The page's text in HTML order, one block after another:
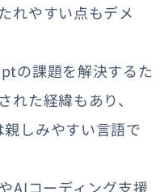
れやすい点もデメ
の課題を解決するた
れた経緯もあり、
しみやすい言語で
AIコーディング支援